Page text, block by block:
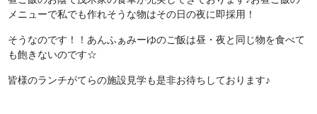
メニューで私でも作れそうな物はその日の夜に即採用！
そうなのです！！あんふぁみーゆのご飯は昼・夜と同じ物を食べて
も飽きないのです☆
皆様のランチがてらの施設見学も是非お待ちしております♪